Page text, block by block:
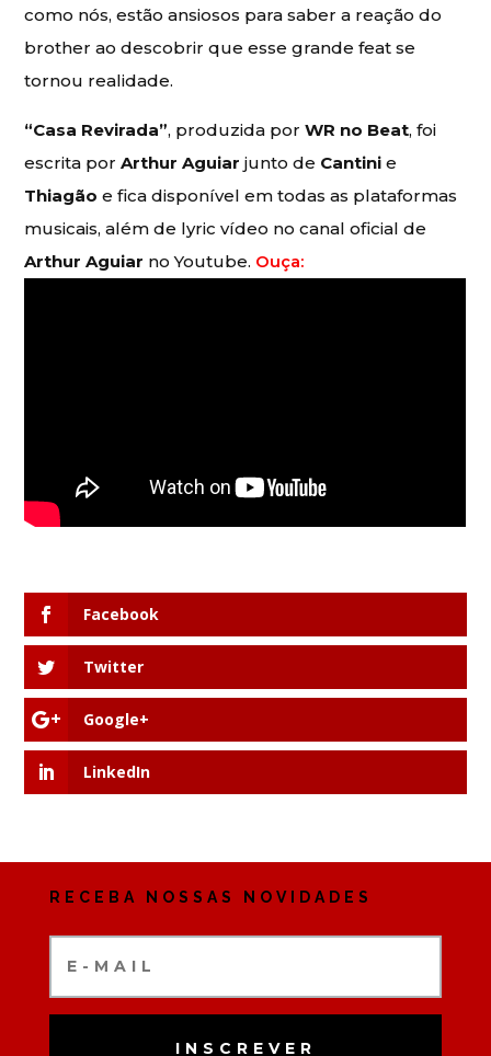
como nós, estão ansiosos para saber a reação do
brother ao descobrir que esse grande feat se
tornou realidade.
“Casa Revirada”, produzida porWR no Beat, foi
escrita porArthur Aguiar junto de Cantini e
Thiagão e fica disponível em todas as plataformas
musicais, além de lyric vídeo no canal oficial de
Arthur Aguiar no Youtube. Ouça:
Facebook
Twitter
Google+
LinkedIn
RECEBA NOSSAS NOVIDADES
INSCREVER